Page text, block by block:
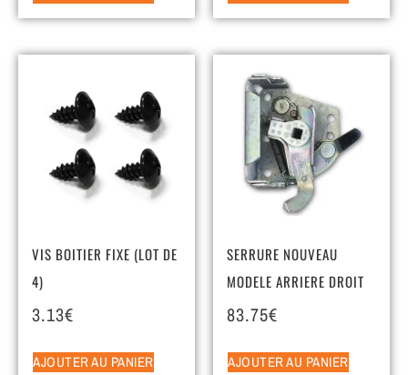
VIS BOITIER FIXE (LOT DE
4)
3.13€
AJOUTER AU PANIER
SERRURE NOUVEAU
MODELE ARRIERE DROIT
83.75€
AJOUTER AU PANIER